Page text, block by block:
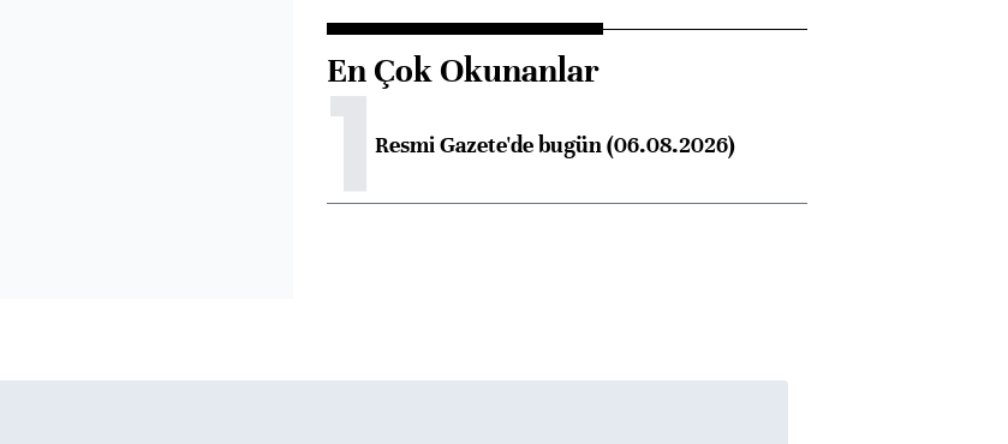
En Çok Okunanlar
1Resmi Gazete'de bugün (06.08.2026)